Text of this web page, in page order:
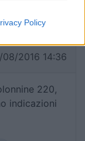
Policy
08/2016 14:36
220,
indicazioni